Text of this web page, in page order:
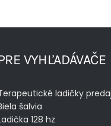
VYHĽADÁVAČE
ladičky
šalvia
128 hz